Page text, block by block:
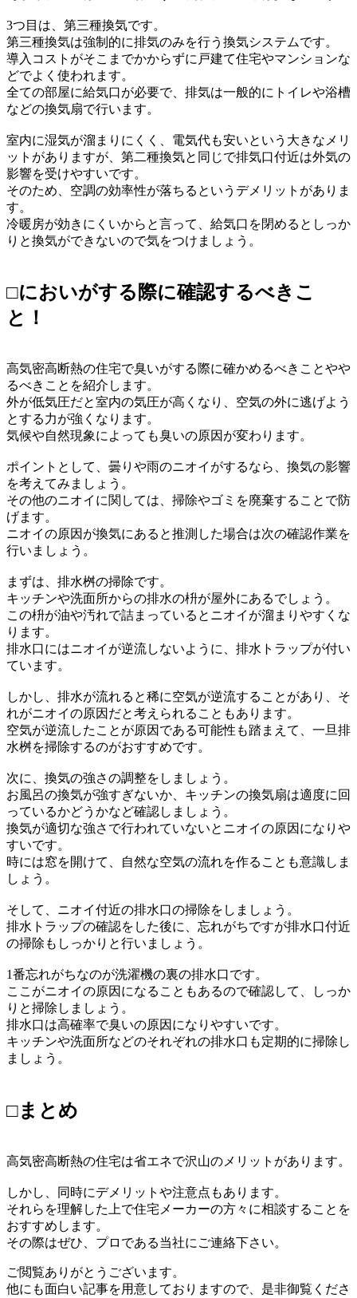
3つ目は、第三種換気です。
第三種換気は強制的に排気のみを行う換気システムです。
導入コストがそこまでかからずに戸建て住宅やマンションな
どでよく使われます。
全ての部屋に給気口が必要で、排気は一般的にトイレや浴槽
などの換気扇で行います。
室内に湿気が溜まりにくく、電気代も安いという大きなメリ
ットがありますが、第二種換気と同じで排気口付近は外気の
影響を受けやすいです。
そのため、空調の効率性が落ちるというデメリットがありま
す。
冷暖房が効きにくいからと言って、給気口を閉めるとしっか
りと換気ができないので気をつけましょう。
□においがする際に確認するべきこ
と！
高気密高断熱の住宅で臭いがする際に確かめるべきことやや
るべきことを紹介します。
外が低気圧だと室内の気圧が高くなり、空気の外に逃げよう
とする力が強くなります。
気候や自然現象によっても臭いの原因が変わります。
ポイントとして、曇りや雨のニオイがするなら、換気の影響
を考えてみましょう。
その他のニオイに関しては、掃除やゴミを廃棄することで防
げます。
ニオイの原因が換気にあると推測した場合は次の確認作業を
行いましょう。
まずは、排水桝の掃除です。
キッチンや洗面所からの排水の枡が屋外にあるでしょう。
この枡が油や汚れで詰まっているとニオイが溜まりやすくな
ります。
排水口にはニオイが逆流しないように、排水トラップが付い
ています。
しかし、排水が流れると稀に空気が逆流することがあり、そ
れがニオイの原因だと考えられることもあります。
空気が逆流したことが原因である可能性も踏まえて、一旦排
水桝を掃除するのがおすすめです。
次に、換気の強さの調整をしましょう。
お風呂の換気が強すぎないか、キッチンの換気扇は適度に回
っているかどうかなど確認しましょう。
換気が適切な強さで行われていないとニオイの原因になりや
すいです。
時には窓を開けて、自然な空気の流れを作ることも意識しま
しょう。
そして、ニオイ付近の排水口の掃除をしましょう。
排水トラップの確認をした後に、忘れがちですが排水口付近
の掃除もしっかりと行いましょう。
1番忘れがちなのが洗濯機の裏の排水口です。
ここがニオイの原因になることもあるので確認して、しっか
りと掃除しましょう。
排水口は高確率で臭いの原因になりやすいです。
キッチンや洗面所などのそれぞれの排水口も定期的に掃除し
ましょう。
□まとめ
高気密高断熱の住宅は省エネで沢山のメリットがあります。
しかし、同時にデメリットや注意点もあります。
それらを理解した上で住宅メーカーの方々に相談することを
おすすめします。
その際はぜひ、プロである当社にご連絡下さい。
ご閲覧ありがとうございます。
他にも面白い記事を用意しておりますので、是非御覧くださ